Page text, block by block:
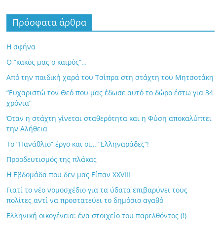
Πρόσφατα άρθρα
Η σφήνα
Ο “κακός μας ο καιρός”…
Από την παιδική χαρά του Τσίπρα στη στάχτη του Μητσοτάκη
“Ευχαριστώ τον Θεό που μας έδωσε αυτό το δώρο έστω για 34
χρόνια”
Όταν η στάχτη γίνεται σταθερότητα και η Φύση αποκαλύπτει
την Αλήθεια
Το “Πανάθλιο” έργο και οι… “Ελληναράδες”!
Προοδευτισμός της πλάκας
Η Εβδομάδα που δεν μας Είπαν XXVIII
Γιατί το νέο νομοσχέδιο για τα ύδατα επιβαρύνει τους
πολίτες αντί να προστατεύει το δημόσιο αγαθό
Ελληνική οικογένεια: ένα στοιχείο του παρελθόντος (!)